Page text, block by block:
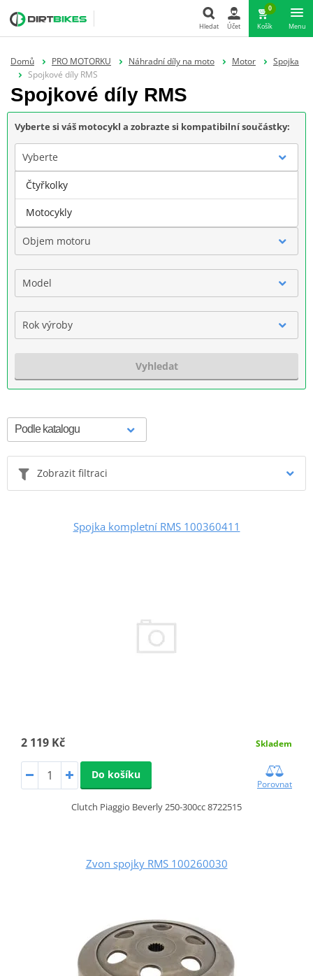
Hledat
Hledat Účet
0
Košík Menu
Domů PRO MOTORKU Náhradní díly na moto Motor
Spojka
Spojkové díly RMS
Spojkové díly RMS
Vyberte si váš motocykl a zobrazte si kompatibilní součástky:
Vyberte
Značka
Objem motoru
Model
Rok výroby
Vyhledat
Zobrazit filtraci
Spojka kompletní RMS 100360411
2 119 Kč Skladem
Do košíku
Porovnat
Clutch Piaggio Beverly 250-300cc 8722515
Zvon spojky RMS 100260030
Čtyřkolky
Motocykly